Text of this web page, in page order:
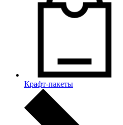
Крафт-пакеты